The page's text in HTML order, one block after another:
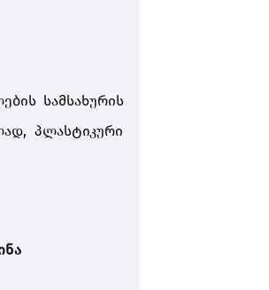
სამსახურის
პლასტიკური